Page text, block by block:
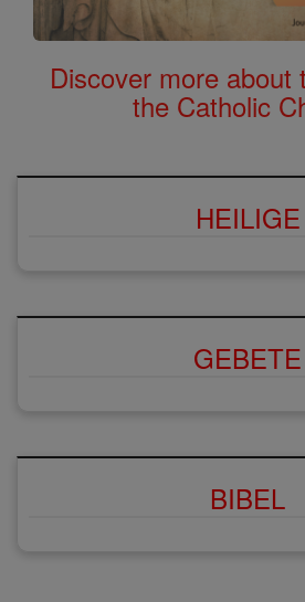
Discover more about
the Catholic
HEILIGE
GEBETE
BIBEL